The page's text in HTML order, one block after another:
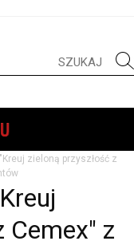
zieloną przyszłość z
Cemex" z